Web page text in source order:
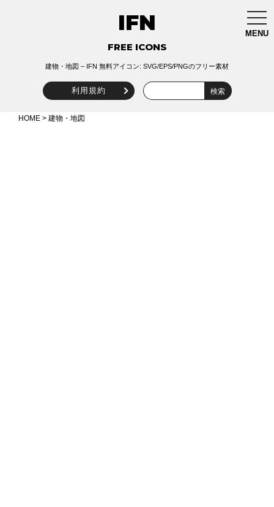
MENU
IFN
FREE ICONS
建物・地図 – IFN 無料アイコン: SVG/EPS/PNGのフリー素材
利用規約
HOME > 建物・地図